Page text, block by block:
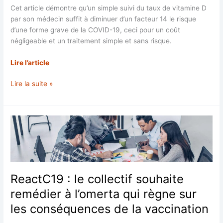
Cet article démontre qu’un simple suivi du taux de vitamine D
par son médecin suffit à diminuer d’un facteur 14 le risque
d’une forme grave de la COVID-19, ceci pour un coût
négligeable et un traitement simple et sans risque.
Lire l’article
Un
de
vitamine
augmente
de
fois
le
risque
de
Lire la suite »
ReactC19 : le collectif souhaite
remédier à l’omerta qui règne sur
les conséquences de la vaccination